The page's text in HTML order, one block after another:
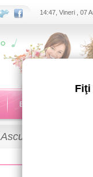
Fiţi
14:47, Vineri , 07
Echipa
Ascultă